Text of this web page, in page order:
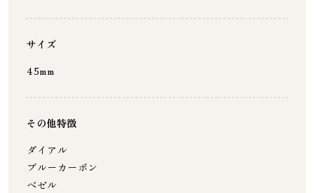
サイズ
45mm
その他特徴
ダイアル
ブルーカーボン
ベゼル